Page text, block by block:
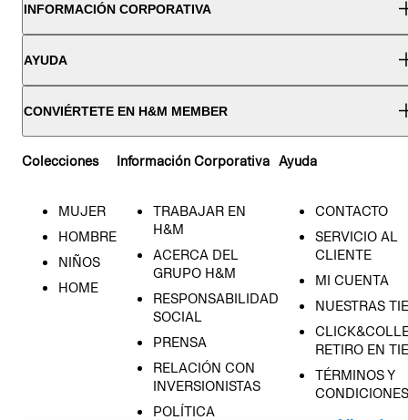
INFORMACIÓN CORPORATIVA
AYUDA
CONVIÉRTETE EN H&M MEMBER
Colecciones
MUJER
HOMBRE
NIÑOS
HOME
Información Corporativa
TRABAJAR EN
H&M
ACERCA DEL
GRUPO H&M
RESPONSABILIDAD
SOCIAL
PRENSA
RELACIÓN CON
INVERSIONISTAS
POLÍTICA
Ayuda
CONTACTO
SERVICIO AL
CLIENTE
MI CUENTA
NUESTRAS
RETIRO EN
TÉRMINOS Y
CONDICIONES